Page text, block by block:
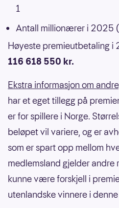
1
Antall millionærer i 2025
Høyeste premieutbetaling i
116 618 550 kr.
Ekstra informasjon om
har et eget tillegg på
er for spillere i Norge.
beløpet vil variere, og er
som er spart opp mellom
medlemsland gjelder andre
kunne være forskjell i
utenlandske vinnere i